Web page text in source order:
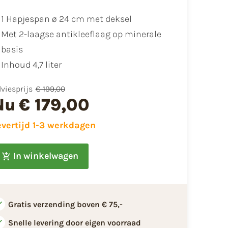
1 Hapjespan ø 24 cm met deksel
Met 2-laagse antikleeflaag op minerale
basis
Inhoud 4,7 liter
€ 199,00
€ 179,00
1-3 werkdagen
In winkelwagen
Gratis verzending boven € 75,-
Snelle levering door eigen voorraad